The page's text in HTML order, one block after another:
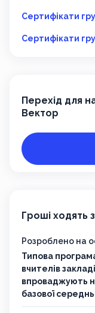
Сертифікати
Сертифікати
Перехід для
Вектор
Гроші ходять
Розроблено на
Типова
вчителів
впроваджують
базової